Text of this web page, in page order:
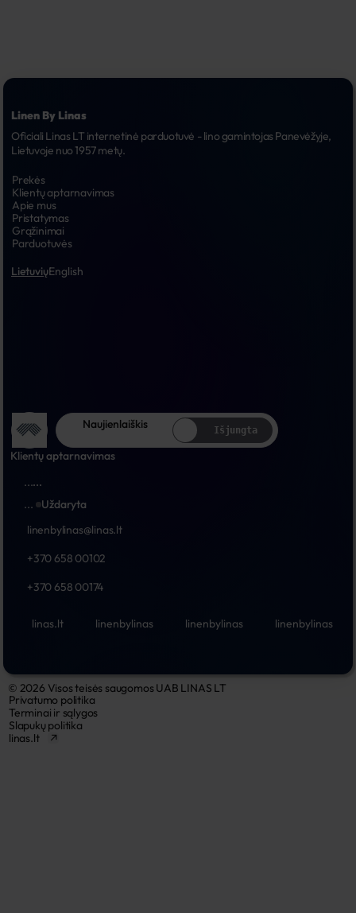
Linen By Linas
Oficiali Linas LT internetinė parduotuvė - lino gamintojas Panevėžyje,
Lietuvoje nuo 1957 metų.
Prekės
Klientų aptarnavimas
Apie mus
Pristatymas
Grąžinimai
Parduotuvės
LietuviųEnglish
Naujienlaiškis Išjungta
Klientų aptarnavimas
......
...
Uždaryta
linenbylinas@linas.lt
+370 658 00102
+370 658 00174
linas.lt linenbylinas linenbylinas linenbylinas
© 2026 Visos teisės saugomos UAB LINAS LT
Privatumo politika
Terminai ir sąlygos
Slapukų politika
linas.lt